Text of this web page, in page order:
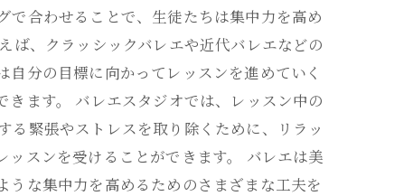
合わせることで、生徒たちは集中力を高め
ば、クラッシックバレエや近代バレエなどの
分の目標に向かってレッスンを進めていく
ます。 バレエスタジオでは、レッスン中の
緊張やストレスを取り除くために、リラッ
スンを受けることができます。 バレエは美
な集中力を高めるためのさまざまな工夫を